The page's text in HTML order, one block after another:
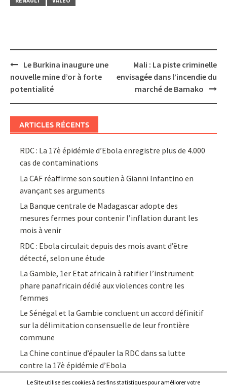
Post
navigation
Le Burkina inaugure une
nouvelle mine d’or à forte
potentialité
Mali : La piste criminelle
envisagée dans l’incendie du
marché de Bamako
ARTICLES RÉCENTS
RDC : La 17è épidémie d’Ebola enregistre plus de 4.000
cas de contaminations
La CAF réaffirme son soutien à Gianni Infantino en
avançant ses arguments
La Banque centrale de Madagascar adopte des
mesures fermes pour contenir l’inflation durant les
mois à venir
RDC : Ebola circulait depuis des mois avant d’être
détecté, selon une étude
La Gambie, 1er Etat africain à ratifier l’instrument
phare panafricain dédié aux violences contre les
femmes
Le Sénégal et la Gambie concluent un accord définitif
sur la délimitation consensuelle de leur frontière
commune
La Chine continue d’épauler la RDC dans sa lutte
contre la 17è épidémie d’Ebola
Le Site utilise des cookies à des fins statistiques pour améliorer votre